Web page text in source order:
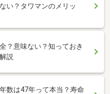
い？タワマンのメリッ
？意味ない？知っておき
説
数は47年って本当？寿命